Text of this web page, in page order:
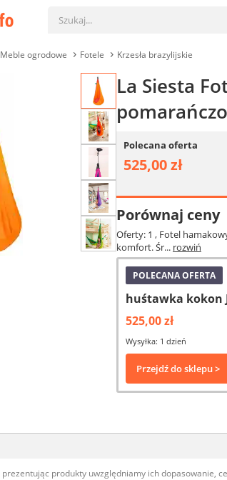
Meble ogrodowe Fotele Krzesła brazylijskie
La Siesta
Polecana oferta
525,00 zł
Porównaj ceny
Oferty: 1 , Fotel
komfort. Śr... rozwiń
POLECANA OFERTA
huśtawka kokon
525,00 zł
Wysyłka: 1 dzień
Przejdź do sklepu >
produkty uwzględniamy ich dopasowanie,